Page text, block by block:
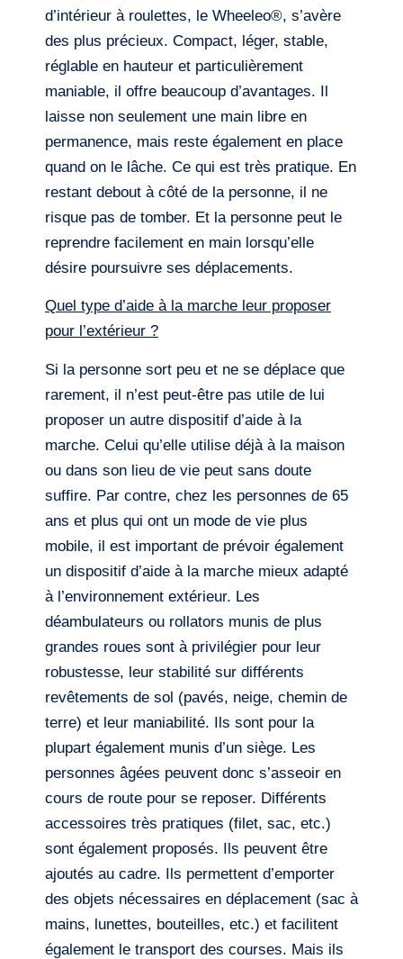
d’intérieur à roulettes, le Wheeleo®, s’avère
des plus précieux. Compact, léger, stable,
réglable en hauteur et particulièrement
maniable, il offre beaucoup d’avantages. Il
laisse non seulement une main libre en
permanence, mais reste également en place
quand on le lâche. Ce qui est très pratique. En
restant debout à côté de la personne, il ne
risque pas de tomber. Et la personne peut le
reprendre facilement en main lorsqu’elle
désire poursuivre ses déplacements.
Quel type d’aide à la marche leur proposer
pour l’extérieur ?
Si la personne sort peu et ne se déplace que
rarement, il n’est peut-être pas utile de lui
proposer un autre dispositif d’aide à la
marche. Celui qu’elle utilise déjà à la maison
ou dans son lieu de vie peut sans doute
suffire. Par contre, chez les personnes de 65
ans et plus qui ont un mode de vie plus
mobile, il est important de prévoir également
un dispositif d’aide à la marche mieux adapté
à l’environnement extérieur. Les
déambulateurs ou rollators munis de plus
grandes roues sont à privilégier pour leur
robustesse, leur stabilité sur différents
revêtements de sol (pavés, neige, chemin de
terre) et leur maniabilité. Ils sont pour la
plupart également munis d’un siège. Les
personnes âgées peuvent donc s’asseoir en
cours de route pour se reposer. Différents
accessoires très pratiques (filet, sac, etc.)
sont également proposés. Ils peuvent être
ajoutés au cadre. Ils permettent d’emporter
des objets nécessaires en déplacement (sac à
mains, lunettes, bouteilles, etc.) et facilitent
également le transport des courses. Mais ils